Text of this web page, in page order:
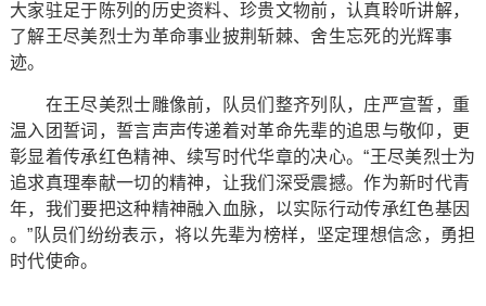
大家驻足于陈列的历史资料、珍贵文物前，认真聆听讲解，
了解王尽美烈士为革命事业披荆斩棘、舍生忘死的光辉事
迹。
在王尽美烈士雕像前，队员们整齐列队，庄严宣誓，重
温入团誓词，誓言声声传递着对革命先辈的追思与敬仰，更
彰显着传承红色精神、续写时代华章的决心。“王尽美烈士为
追求真理奉献一切的精神，让我们深受震撼。作为新时代青
年，我们要把这种精神融入血脉，以实际行动传承红色基因
。”队员们纷纷表示，将以先辈为榜样，坚定理想信念，勇担
时代使命。